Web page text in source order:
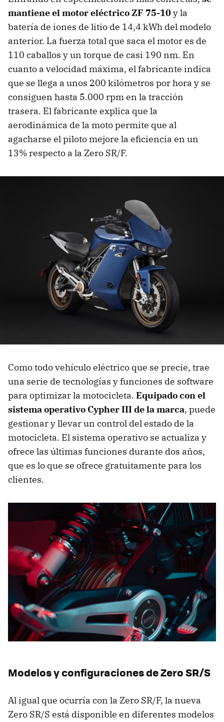
mantiene el motor eléctrico ZF 75-10y la
batería de iones de litio de 14,4 kWh del modelo
anterior. La fuerza total que saca el motor es de
110 caballos y un torque de casi 190 nm. En
cuanto a velocidad máxima, el fabricante indica
que se llega a unos 200 kilómetros por hora y se
consiguen hasta 5.000 rpm en la tracción
trasera. El fabricante explica que la
aerodinámica de la moto permite que al
agacharse el piloto mejore la eficiencia en un
13% respecto a la Zero SR/F.
Como todo vehículo eléctrico que se precie, trae
una serie de tecnologías y funciones de software
para optimizar la motocicleta. Equipado con el
sistema operativo Cypher III de la marca, puede
gestionar y llevar un control del estado de la
motocicleta. El sistema operativo se actualiza y
ofrece las últimas funciones durante dos años,
que es lo que se ofrece gratuitamente para los
clientes.
Modelos y configuraciones de Zero SR/S
Al igual que ocurría con la Zero SR/F, la nueva
Zero SR/S está disponible en diferentes modelos